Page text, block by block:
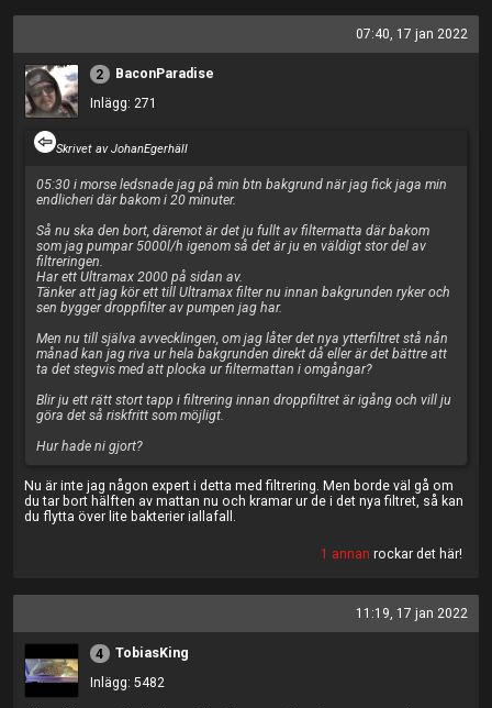
07:40, 17 jan 2022
2
BaconParadise
Inlägg: 271
Skrivet av JohanEgerhäll
05:30 i morse ledsnade jag på min btn bakgrund när jag fick jaga min
endlicheri där bakom i 20 minuter.
Så nu ska den bort, däremot är det ju fullt av filtermatta där bakom
som jag pumpar 5000l/h igenom så det är ju en väldigt stor del av
filtreringen.
Har ett Ultramax 2000 på sidan av.
Tänker att jag kör ett till Ultramax filter nu innan bakgrunden ryker och
sen bygger droppfilter av pumpen jag har.
Men nu till själva avvecklingen, om jag låter det nya ytterfiltret stå nån
månad kan jag riva ur hela bakgrunden direkt då eller är det bättre att
ta det stegvis med att plocka ur filtermattan i omgångar?
Blir ju ett rätt stort tapp i filtrering innan droppfiltret är igång och vill ju
göra det så riskfritt som möjligt.
Hur hade ni gjort?
Nu är inte jag någon expert i detta med filtrering. Men borde väl gå om
du tar bort hälften av mattan nu och kramar ur de i det nya filtret, så kan
du flytta över lite bakterier iallafall.
1 annan rockar det här!
11:19, 17 jan 2022
4
TobiasKing
Inlägg: 5482